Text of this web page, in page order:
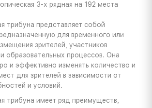
3-х рядная на 192 места
трибуна представляет собой
для временного или
зрителей, участников
образовательных процессов. Она
и эффективно изменять количество и
для зрителей в зависимости от
и условий.
трибуна имеет ряд преимуществ,